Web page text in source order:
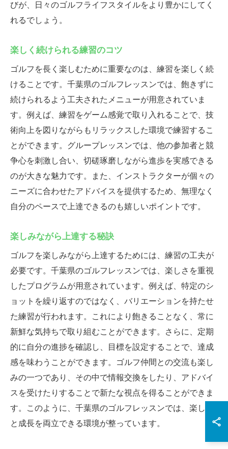
びが、日々のゴルフライフスタイルをより豊かにしてく
れるでしょう。
楽しく続けられる練習のコツ
ゴルフを長く楽しむために重要なのは、練習を楽しく続
けることです。千葉県のゴルフレッスンでは、飽きずに
続けられるよう工夫されたメニューが用意されていま
す。例えば、練習をゲーム感覚で取り入れることで、技
術向上を図りながらもリラックスした環境で練習するこ
とができます。グループレッスンでは、他の参加者と競
争心を刺激し合い、切磋琢磨しながら進歩を実感できる
のが大きな魅力です。また、インストラクターが個々の
ニーズに合わせたアドバイスを提供するため、無理なく
自分のペースで上達できるのも嬉しいポイントです。
楽しみながら上達する秘訣
ゴルフを楽しみながら上達するためには、練習の工夫が
必要です。千葉県のゴルフレッスンでは、楽しさを重視
したプログラムが用意されています。例えば、特定のシ
ョットを繰り返すのではなく、バリエーションを持たせ
た練習が行われます。これにより飽きることなく、常に
新鮮な気持ちで取り組むことができます。さらに、定期
的に自分の進捗を確認し、目標を設定することで、達成
感を味わうことができます。ゴルフ仲間との交流も楽し
みの一つであり、その中で情報交換をしたり、アドバイ
スを受けたりすることで新たな視点を得ることができま
す。このように、千葉県のゴルフレッスンでは、楽しさ
と成長を両立できる環境が整っています。